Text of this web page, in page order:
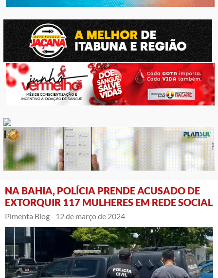
NA BAHIA, POLÍCIA PRENDE ACUSADO DE
EXTORQUIR 117 MULHERES EM REDE SOCIAL
Pimenta Blog - 12 de março de 2024